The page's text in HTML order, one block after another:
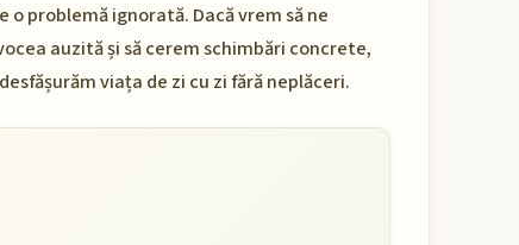
problemă ignorată. Dacă vrem să ne
auzită și să cerem schimbări concrete,
viața de zi cu zi fără neplăceri.